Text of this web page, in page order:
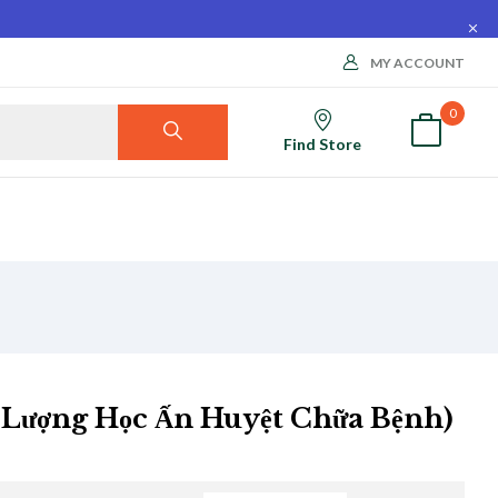
MY ACCOUNT
Find Store
0
Học Ấn Huyệt Chữa Bệnh)